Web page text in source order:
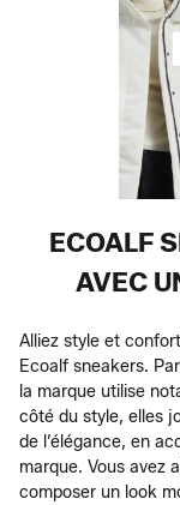
ECOALF
AVEC
Alliez style et
Ecoalf sneakers.
la marque utilise
côté du style, elles
de l’élégance, en
marque. Vous avez
composer un look